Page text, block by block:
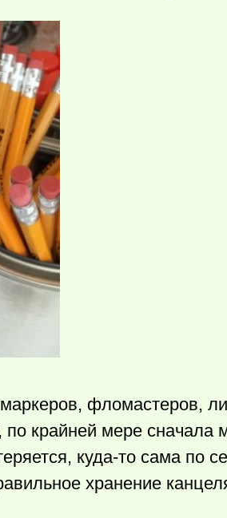
фломастеров,
по крайней мере сначала
куда-то сама по
хранение